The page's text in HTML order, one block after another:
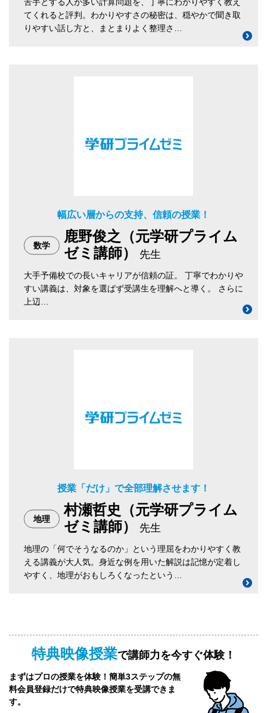
てくれると評判。わかりやすさの秘密は、穏やかで聞き取
りやすい話し方と、まとまりよく整理さ…
幅広い層からの支持、信頼の授業！
数学
鹿野俊之（元学研プライム
ゼミ講師）
先生
大手予備校での長いキャリアが信頼の証。
丁寧でわかりや
すい講義は、対象を選ばず受講生を理解へと導く。
さらに
上辺…
授業「だけ」で全部理解させます！
地理
村瀬哲史（元学研プライム
ゼミ講師）
先生
地理の「何でそうなるのか」という理屈をわかりやすく教
える講義が大人気。身近な例を用いた解説は記憶が定着し
やすく、地理がおもしろくなったという…
特典映像授業で講師力を今すぐ体験！
まずはプロの授業を体験！簡単3ステップの無
料会員登録だけで特典映像授業を受講できま
す。